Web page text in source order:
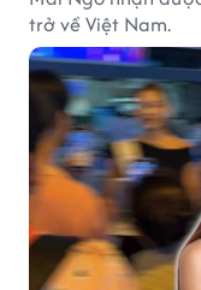
trở về Việt Nam.